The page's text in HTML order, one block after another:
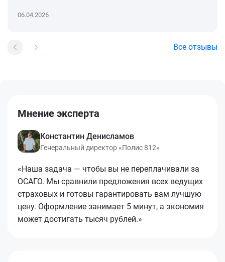
06.04.2026
Все отзывы
Мнение эксперта
Константин Денисламов
Генеральный директор «Полис 812»
«Наша задача — чтобы вы не переплачивали за
ОСАГО. Мы сравнили предложения всех ведущих
страховых и готовы гарантировать вам лучшую
цену. Оформление занимает 5 минут, а экономия
может достигать тысяч рублей.»